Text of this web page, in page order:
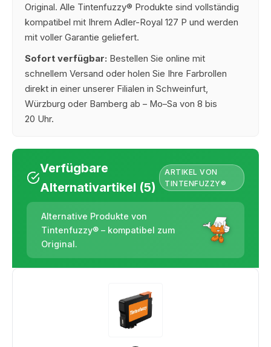
Original. Alle Tintenfuzzy® Produkte sind vollständig
kompatibel mit Ihrem Adler-Royal 127 P und werden
mit voller Garantie geliefert.
Sofort verfügbar: Bestellen Sie online mit
schnellem Versand oder holen Sie Ihre Farbrollen
direkt in einer unserer Filialen in Schweinfurt,
Würzburg oder Bamberg ab – Mo–Sa von 8 bis
20 Uhr.
Verfügbare
Alternativartikel (5)
ARTIKEL VON
TINTENFUZZY®
Alternative Produkte von
Tintenfuzzy® – kompatibel zum
Original.